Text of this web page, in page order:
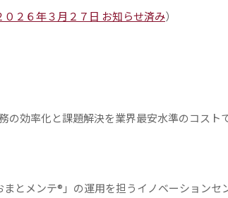
０２６年３月２７日 お知らせ済み）
効率化と課題解決を業界最安水準のコスト
とメンテ®」の運用を担うイノベーションセ